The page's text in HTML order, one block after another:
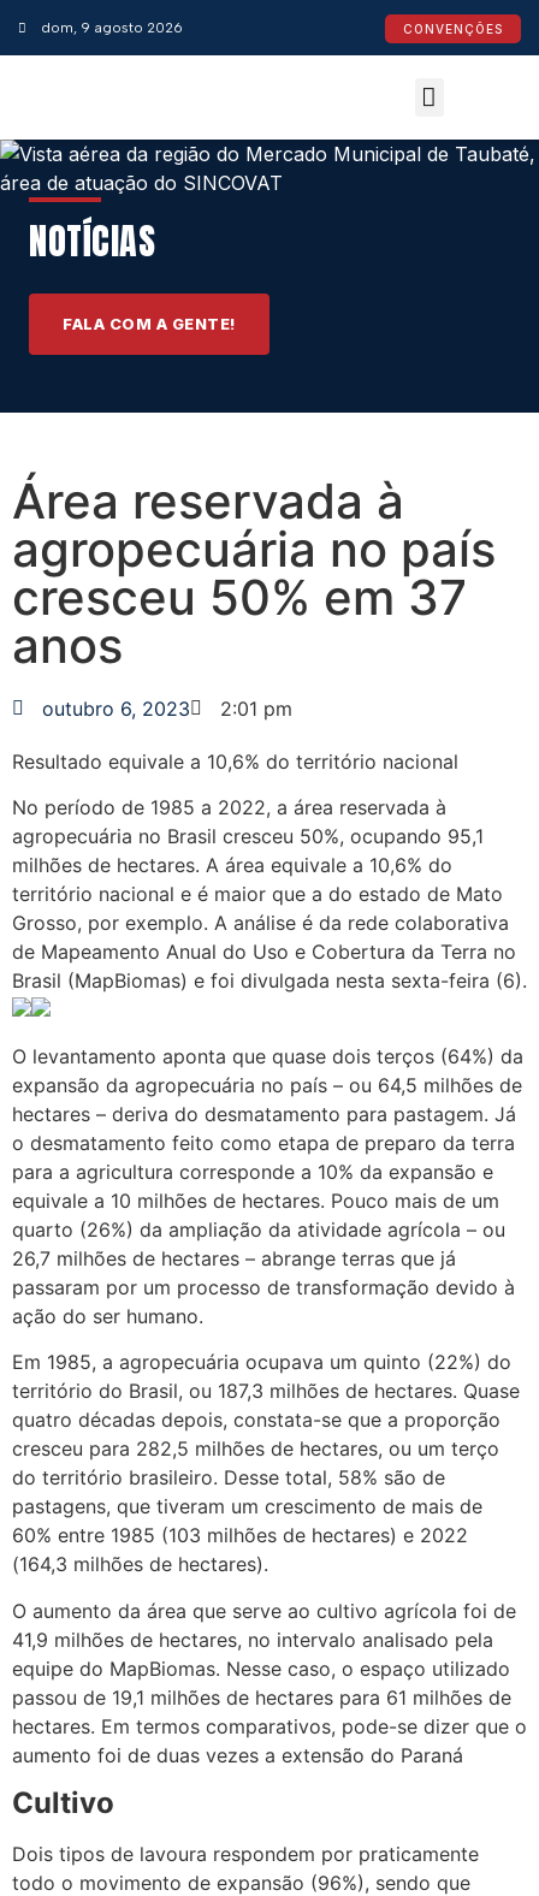
dom, 9 agosto 2026 CONVENÇÕES
NOTÍCIAS
FALA COM A GENTE!
Área reservada à
agropecuária no país
cresceu 50% em 37
anos
outubro 6, 2023 2:01 pm
Resultado equivale a 10,6% do território nacional
No período de 1985 a 2022, a área reservada à
agropecuária no Brasil cresceu 50%, ocupando 95,1
milhões de hectares. A área equivale a 10,6% do
território nacional e é maior que a do estado de Mato
Grosso, por exemplo. A análise é da rede colaborativa
de Mapeamento Anual do Uso e Cobertura da Terra no
Brasil (MapBiomas) e foi divulgada nesta sexta-feira (6).
O levantamento aponta que quase dois terços (64%) da
expansão da agropecuária no país – ou 64,5 milhões de
hectares – deriva do desmatamento para pastagem. Já
o desmatamento feito como etapa de preparo da terra
para a agricultura corresponde a 10% da expansão e
equivale a 10 milhões de hectares. Pouco mais de um
quarto (26%) da ampliação da atividade agrícola – ou
26,7 milhões de hectares – abrange terras que já
passaram por um processo de transformação devido à
ação do ser humano.
Em 1985, a agropecuária ocupava um quinto (22%) do
território do Brasil, ou 187,3 milhões de hectares. Quase
quatro décadas depois, constata-se que a proporção
cresceu para 282,5 milhões de hectares, ou um terço
do território brasileiro. Desse total, 58% são de
pastagens, que tiveram um crescimento de mais de
60% entre 1985 (103 milhões de hectares) e 2022
(164,3 milhões de hectares).
O aumento da área que serve ao cultivo agrícola foi de
41,9 milhões de hectares, no intervalo analisado pela
equipe do MapBiomas. Nesse caso, o espaço utilizado
passou de 19,1 milhões de hectares para 61 milhões de
hectares. Em termos comparativos, pode-se dizer que o
aumento foi de duas vezes a extensão do Paraná
Cultivo
Dois tipos de lavoura respondem por praticamente
todo o movimento de expansão (96%), sendo que